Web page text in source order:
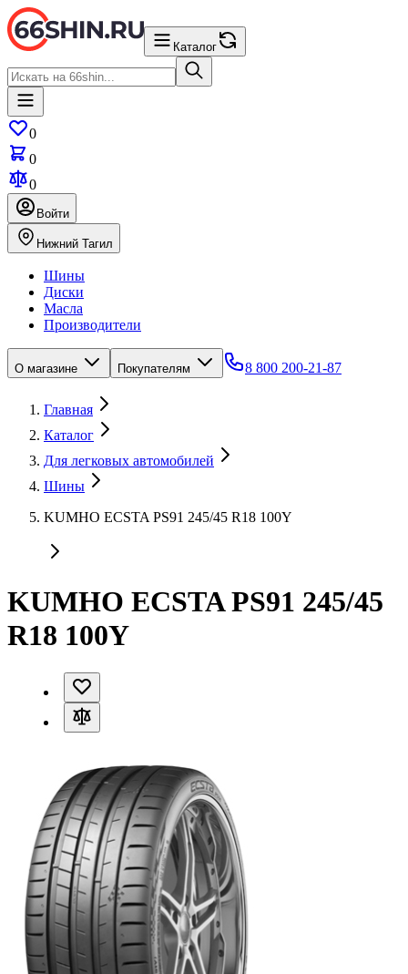
Каталог
0
0
0
Войти
Нижний Тагил
Шины
Диски
Масла
Производители
О магазине Покупателям 8 800 200-21-87
Главная
Каталог
Для легковых автомобилей
Шины
KUMHO ECSTA PS91 245/45 R18 100Y
KUMHO ECSTA PS91 245/45
R18 100Y